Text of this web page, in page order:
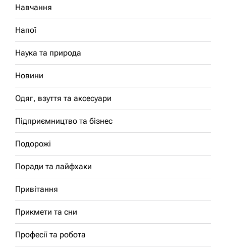
Навчання
Напої
Наука та природа
Новини
Одяг, взуття та аксесуари
Підприємництво та бізнес
Подорожі
Поради та лайфхаки
Привітання
Прикмети та сни
Професії та робота